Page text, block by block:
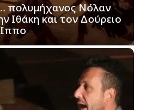
πολυμήχανος Νόλαν
Ιθάκη και τον Δούρειο